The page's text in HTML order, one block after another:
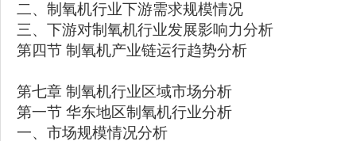
二、制氧机行业下游需求规模情况
三、下游对制氧机行业发展影响力分析
第四节 制氧机产业链运行趋势分析
第七章 制氧机行业区域市场分析
第一节 华东地区制氧机行业分析
一、市场规模情况分析